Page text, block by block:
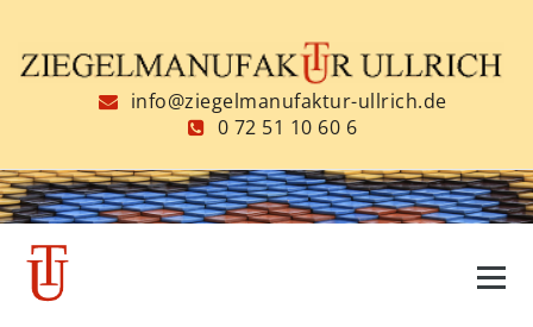
springen
info@ziegelmanufaktur-ullrich.de
0 72 51 10 60 6